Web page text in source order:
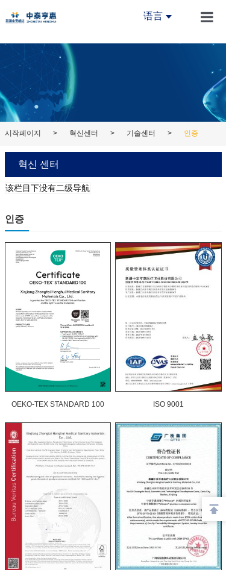
시
프
제
语言
시작페이지 > 혁신센터 > 기술센터 > 인증
혁신 센터
该栏目下没有二级导航
OEKO-TEX STANDARD 100 ISO 9001
인증